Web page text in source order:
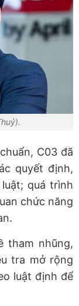
C03 đã
quyết định,
quá trình
chức năng
tham nhũng,
tra mở rộng
luật định để